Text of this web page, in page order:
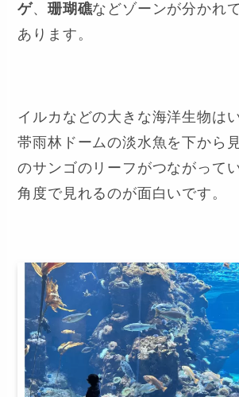
ゲ、珊瑚礁などゾーンが分かれ
あります。
イルカなどの大きな海洋生物は
帯雨林ドームの淡水魚を下から
のサンゴのリーフがつながって
角度で見れるのが面白いです。